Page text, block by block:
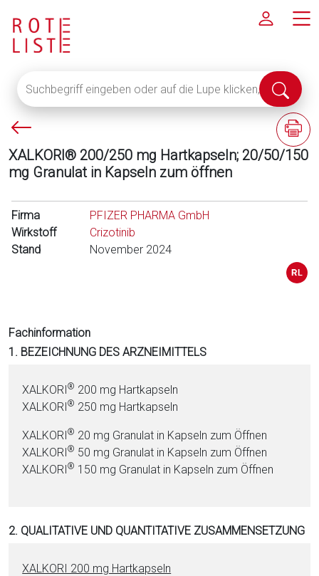
eingeben
oder
auf
die
Lupe
klicken,
um
alle
Fachinformationen
anzuzeigen
Suche
P
e
l
i
n
XALKORI® 200/250 mg Hartkapseln; 20/50/150
mg Granulat in Kapseln zum öffnen
F
a
c
r
m
Firma
PFIZER PHARMA GmbH
Wirkstoff
Crizotinib
Stand
November 2024
Fachinformation
1. BEZEICHNUNG DES ARZNEIMITTELS
XALKORI® 200 mg Hartkapseln
XALKORI® 250 mg Hartkapseln
XALKORI® 20 mg Granulat in Kapseln zum Öffnen
XALKORI® 50 mg Granulat in Kapseln zum Öffnen
XALKORI® 150 mg Granulat in Kapseln zum Öffnen
2. QUALITATIVE UND QUANTITATIVE ZUSAMMENSETZUNG
XALKORI 200 mg Hartkapseln